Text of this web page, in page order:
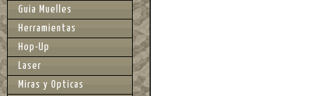
Guia Muelles
Herramientas
Hop-Up
Laser
Miras y Opticas